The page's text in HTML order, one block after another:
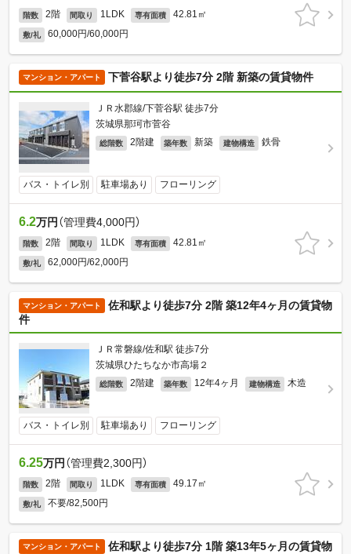
階数 2階 間取り 1LDK 専有面積 42.81㎡
敷/礼 60,000円/60,000円
マンション・アパート 下菅谷駅より徒歩7分 2階 新築の賃貸物件
ＪＲ水郡線/下菅谷駅 徒歩7分
茨城県那珂市菅谷
総階数 2階建 築年数 新築 建物構造 鉄骨
バス・トイレ別 駐車場あり フローリング
6.2万円 （管理費4,000円）
階数 2階 間取り 1LDK 専有面積 42.81㎡
敷/礼 62,000円/62,000円
マンション・アパート
佐和駅より徒歩7分 2階 築12年4ヶ月の賃貸物
件
ＪＲ常磐線/佐和駅 徒歩7分
茨城県ひたちなか市高場２
総階数 2階建 築年数 12年4ヶ月 建物構造 木造
バス・トイレ別 駐車場あり フローリング
6.25万円 （管理費2,300円）
階数 2階 間取り 1LDK 専有面積 49.17㎡
敷/礼 不要/82,500円
マンション・アパート
佐和駅より徒歩7分 1階 築13年5ヶ月の賃貸物